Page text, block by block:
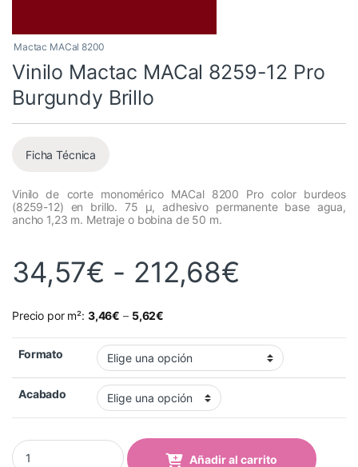
Mactac MACal 8200
Vinilo Mactac MACal 8259-12 Pro
Burgundy Brillo
Ficha Técnica
Vinilo de corte monomérico MACal 8200 Pro color burdeos
(8259-12) en brillo. 75 µ, adhesivo permanente base agua,
ancho 1,23 m. Metraje o bobina de 50 m.
34,57€ - 212,68€
Precio por m²: 3,46€ – 5,62€
Formato
Acabado
Vinilo Mactac MACal 8259-12 Pro Burgundy Brillo quantity
Añadir al carrito